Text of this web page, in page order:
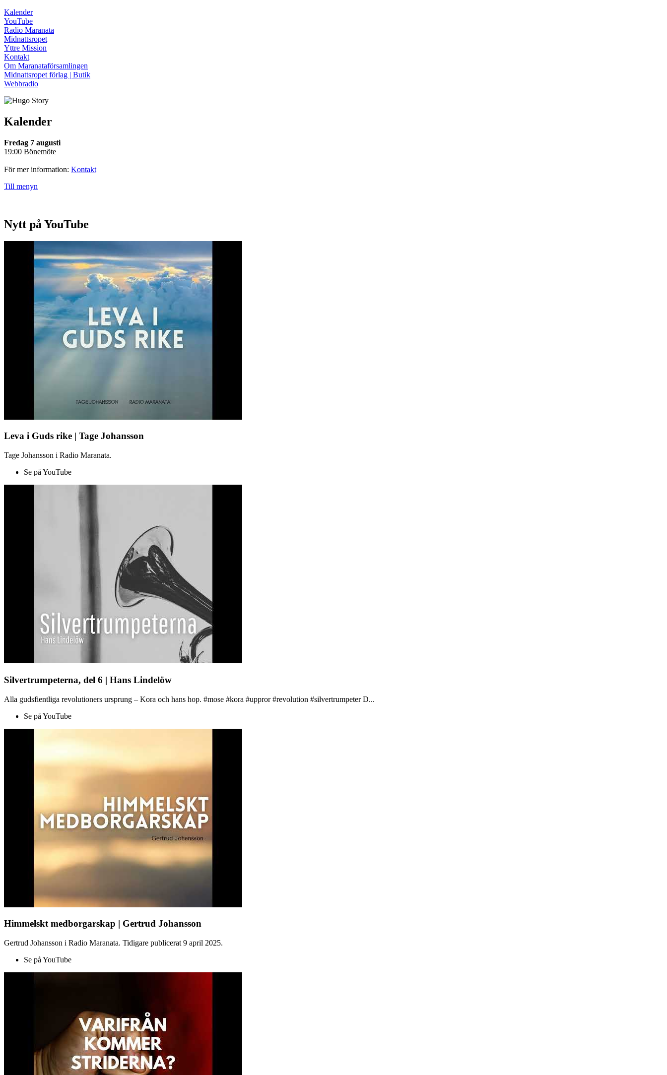
Kalender
YouTube
Radio Maranata
Midnattsropet
Yttre Mission
Kontakt
Om Maranataförsamlingen
Midnattsropet förlag | Butik
Webbradio
Kalender
Fredag 7 augusti
19:00 Bönemöte
För mer information: Kontakt
Till menyn
Nytt på YouTube
Leva i Guds rike | Tage Johansson
Tage Johansson i Radio Maranata.
Se på YouTube
Silvertrumpeterna, del 6 | Hans Lindelöw
Alla gudsfientliga revolutioners ursprung – Kora och hans hop. #mose #kora #uppror #revolution #silvertrumpeter D...
Se på YouTube
Himmelskt medborgarskap | Gertrud Johansson
Gertrud Johansson i Radio Maranata. Tidigare publicerat 9 april 2025.
Se på YouTube